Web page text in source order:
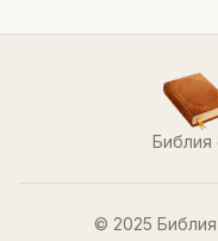
Библия
© 2025